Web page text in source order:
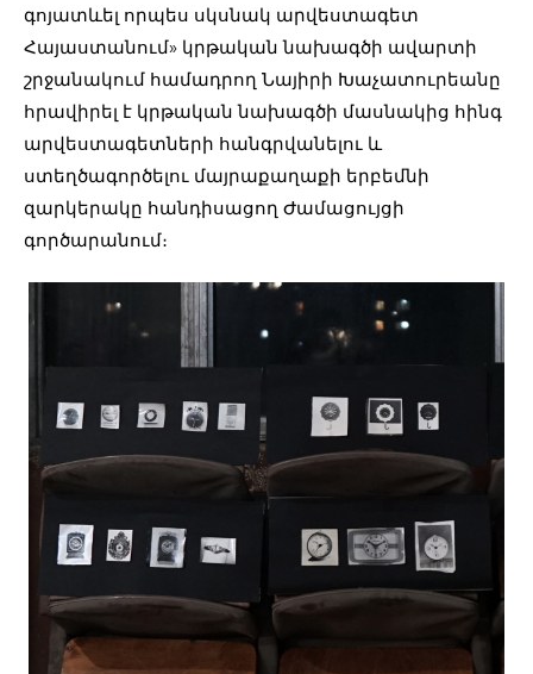
գոյատևել որպես սկսնակ արվեստագետ
Հայաստանում» կրթական նախագծի ավարտի
շրջանակում համադրող Նայիրի Խաչատուրեանը
հրավիրել է կրթական նախագծի մասնակից հինգ
արվեստագետների հանգրվանելու և
ստեղծագործելու մայրաքաղաքի երբեմնի
զարկերակը հանդիսացող Ժամացույցի
գործարանում։